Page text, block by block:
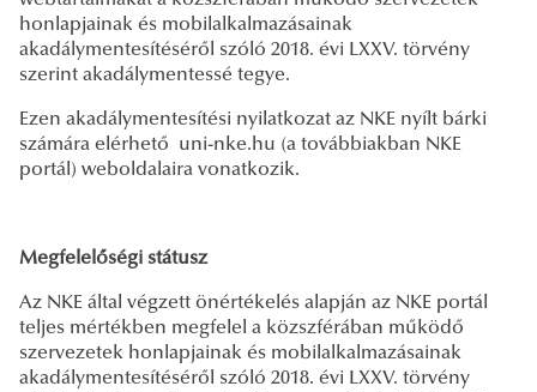
honlapjainak és mobilalkalmazásainak
akadálymentesítéséről szóló 2018. évi LXXV. törvény
szerint akadálymentessé tegye.
Ezen akadálymentesítési nyilatkozat az NKE nyílt bárki
számára elérhető uni-nke.hu (a továbbiakban NKE
portál) weboldalaira vonatkozik.
Megfelelőségi státusz
Az NKE által végzett önértékelés alapján az NKE portál
teljes mértékben megfelel a közszférában működő
szervezetek honlapjainak és mobilalkalmazásainak
akadálymentesítéséről szóló 2018. évi LXXV. törvény